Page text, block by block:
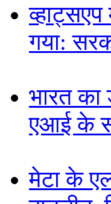
गया:
भारत
एआई के
मेटा के